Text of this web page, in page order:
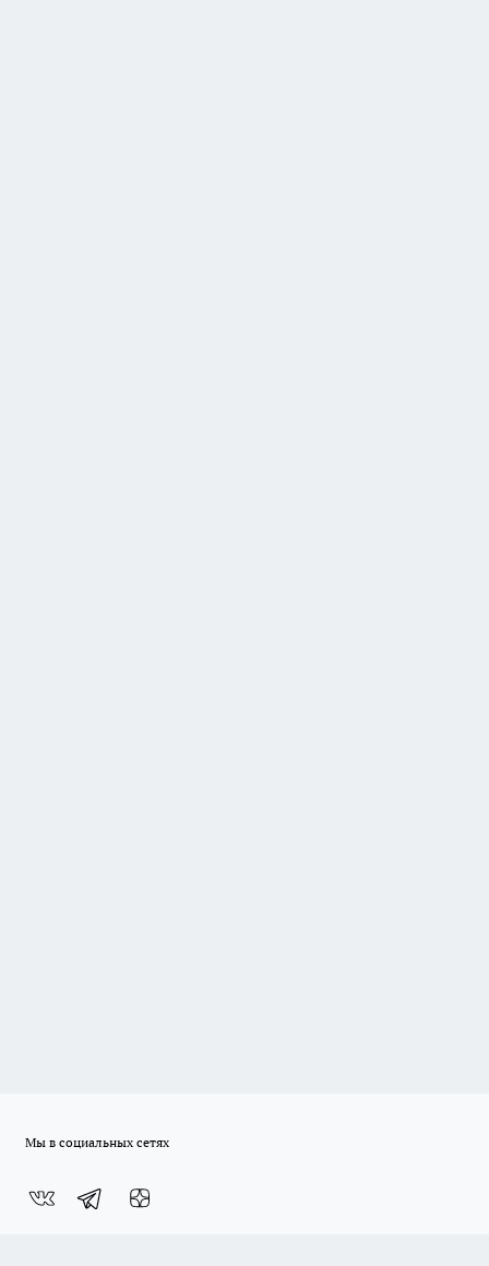
Мы в социальных сетях